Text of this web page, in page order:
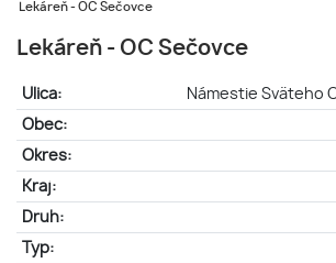
Lekáreň - OC Sečovce
Lekáreň - OC Sečovce
Ulica:
Námestie Sväteho
Obec:
Okres:
Kraj:
Druh:
Typ: